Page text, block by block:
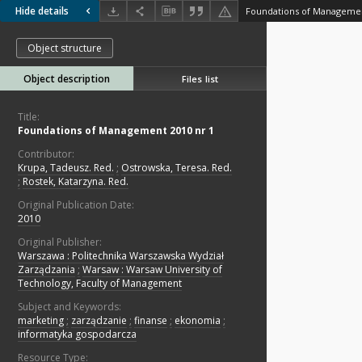
Hide details Foundations of
Object structure
Object description Files list
Title:
Foundations of Management 2010 nr 1
Contributor:
Krupa, Tadeusz. Red. ; Ostrowska, Teresa. Red.
; Rostek, Katarzyna. Red.
Original Publication Date:
2010
Original Publisher:
Warszawa : Politechnika Warszawska Wydział
Zarządzania ; Warsaw : Warsaw University of
Technology, Faculty of Management
Subject and Keywords:
marketing ; zarządzanie ; finanse ; ekonomia ;
informatyka gospodarcza
Resource Type: